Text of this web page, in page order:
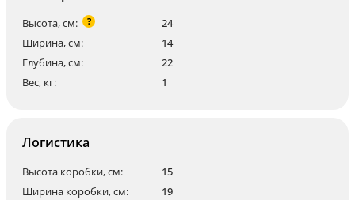
Высота, см: ?
24
Ширина, см:
14
Глубина, см:
22
Вес, кг:
1
Логистика
Высота коробки, см:
15
Ширина коробки, см:
19